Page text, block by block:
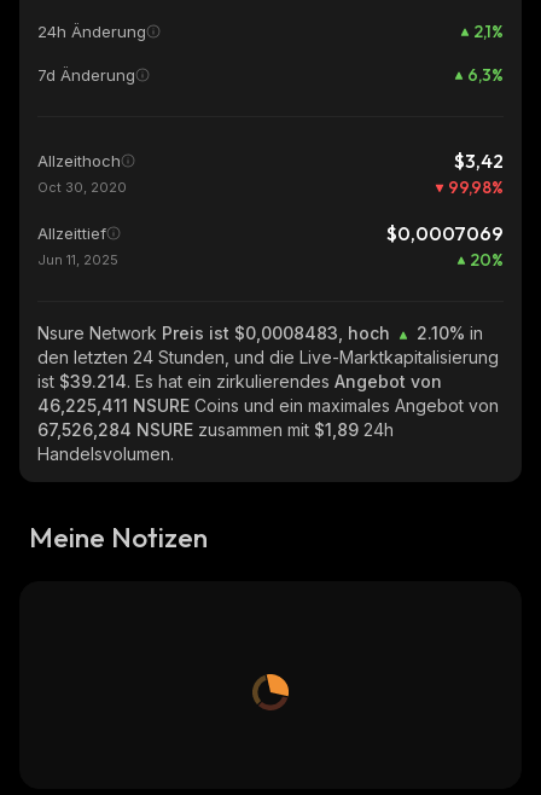
24h Änderung 2,1%
7d Änderung 6,3%
Allzeithoch $3,42
Oct 30, 2020 99,98%
Allzeittief $0,0007069
Jun 11, 2025 20%
Nsure Network Preis ist $0,0008483, hoch 2.10% in
den letzten 24 Stunden, und die Live-Marktkapitalisierung
ist $39.214. Es hat ein zirkulierendes Angebot von
46,225,411 NSURE Coins und ein maximales Angebot von
67,526,284 NSURE zusammen mit $1,89 24h
Handelsvolumen.
Meine Notizen